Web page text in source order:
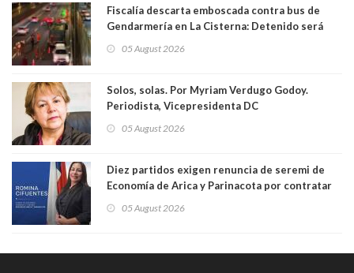
Fiscalía descarta emboscada contra bus de
Gendarmería en La Cisterna: Detenido será
05 August 2026
Solos, solas. Por Myriam Verdugo Godoy.
Periodista, Vicepresidenta DC
05 August 2026
Diez partidos exigen renuncia de seremi de
Economía de Arica y Parinacota por contratar
una militante de RN, detenida con 47 kilos de
05 August 2026